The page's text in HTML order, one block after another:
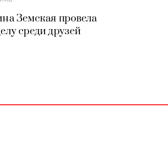
Земская провела
среди друзей